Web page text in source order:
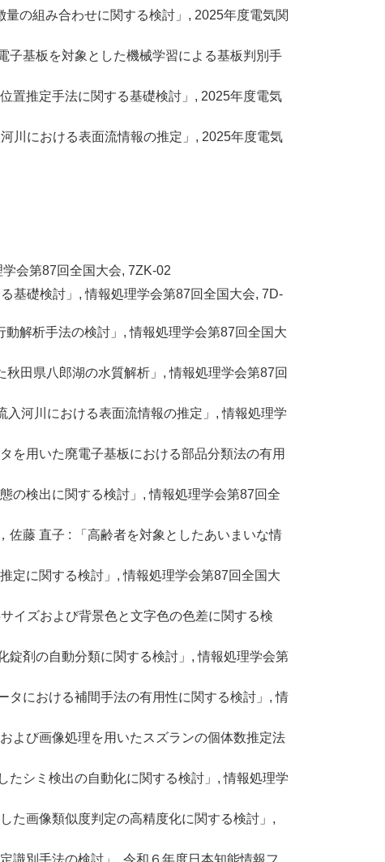
の組み合わせに関する検討」, 2025年度電気関
子基板を対象とした機械学習による基板判別手
置推定手法に関する基礎検討」, 2025年度電気
川における表面流情報の推定」, 2025年度電気
会第87回全国大会, 7ZK-02
基礎検討」, 情報処理学会第87回全国大会, 7D-
解析手法の検討」, 情報処理学会第87回全国大
田県八郎湖の水質解析」, 情報処理学会第87回
河川における表面流情報の推定」, 情報処理学
を用いた廃電子基板における部品分類法の有用
の検出に関する検討」, 情報処理学会第87回全
佐藤 直子 : 「高齢者を対象としたあいまいな情
定に関する検討」, 情報処理学会第87回全国大
イズおよび背景色と文字色の色差に関する検
錠剤の自動分類に関する検討」, 情報処理学会第
タにおける補間手法の有用性に関する検討」, 情
よび画像処理を用いたスズランの個体数推定法
たシミ検出の自動化に関する検討」, 情報処理学
た画像類似度判定の高精度化に関する検討」,
識別手法の検討」, 令和６年度日本知能情報フ